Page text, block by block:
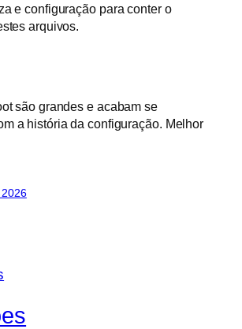
e configuração para conter o
arquivos.
são grandes e acabam se
a história da configuração. Melhor